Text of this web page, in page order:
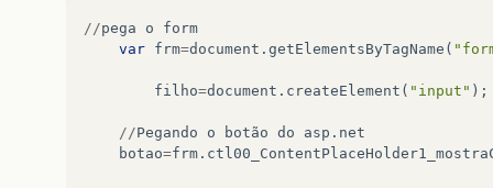
//pega o
form
var frm=document . getElementsByTagName (
filho=document . createElement ( "input" );
//Pegando o botão do asp . net
botao=frm .